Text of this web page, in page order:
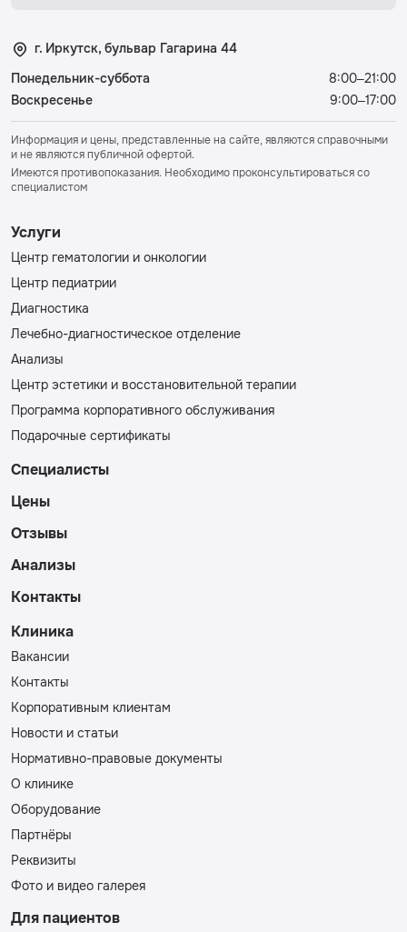
г. Иркутск, бульвар Гагарина 44
Понедельник-суббота
8:00–21:00
Воскресенье
9:00–17:00
Информация и цены, представленные на сайте, являются справочными
и не являются публичной офертой.
Имеются противопоказания. Необходимо проконсультироваться со
специалистом
Услуги
Центр гематологии и онкологии
Центр педиатрии
Диагностика
Лечебно-диагностическое отделение
Анализы
Центр эстетики и восстановительной терапии
Программа корпоративного обслуживания
Подарочные сертификаты
Специалисты
Цены
Отзывы
Анализы
Контакты
Клиника
Вакансии
Контакты
Корпоративным клиентам
Новости и статьи
Нормативно-правовые документы
О клинике
Оборудование
Партнёры
Реквизиты
Фото и видео галерея
Для пациентов